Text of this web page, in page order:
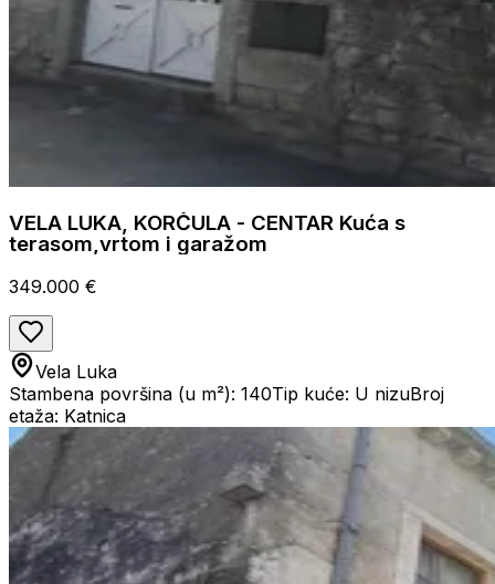
VELA LUKA, KORČULA - CENTAR Kuća s
terasom,vrtom i garažom
349.000 €
Vela Luka
Stambena površina (u m²): 140Tip kuće: U nizuBroj
etaža: Katnica